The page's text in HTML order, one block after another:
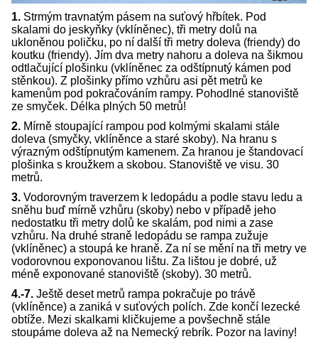
1. Strmým travnatým pásem na suťový hřbítek. Pod
skalami do jeskyňky (vklíněnec), tři metry dolů na
ukloněnou poličku, po ní další tři metry doleva (friendy) do
koutku (friendy). Jím dva metry nahoru a doleva na šikmou
odtlačující plošinku (vklíněnec za odštípnutý kámen pod
stěnkou). Z plošinky přímo vzhůru asi pět metrů ke
kamenům pod pokračováním rampy. Pohodlné stanoviště
ze smyček. Délka plných 50 metrů!
2. Mírně stoupající rampou pod kolmými skalami stále
doleva (smyčky, vklíněnce a staré skoby). Na hranu s
výrazným odštípnutým kamenem. Za hranou je štandovací
plošinka s kroužkem a skobou. Stanoviště ve visu. 30
metrů.
3. Vodorovným traverzem k ledopádu a podle stavu ledu a
sněhu buď mírně vzhůru (skoby) nebo v případě jeho
nedostatku tři metry dolů ke skalám, pod nimi a zase
vzhůru. Na druhé straně ledopádu se rampa zužuje
(vklíněnec) a stoupá ke hraně. Za ní se mění na tři metry ve
vodorovnou exponovanou lištu. Za lištou je dobré, už
méně exponované stanoviště (skoby). 30 metrů.
4.-7. Ještě deset metrů rampa pokračuje po trávě
(vklíněnce) a zaniká v suťových polích. Zde končí lezecké
obtíže. Mezi skalkami kličkujeme a povšechně stále
stoupáme doleva až na Nemecký rebrík. Pozor na laviny!